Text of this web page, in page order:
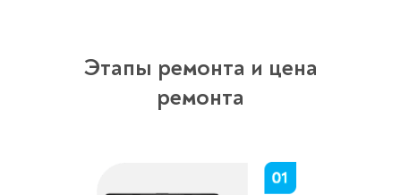
Этапы ремонта и цена
ремонта